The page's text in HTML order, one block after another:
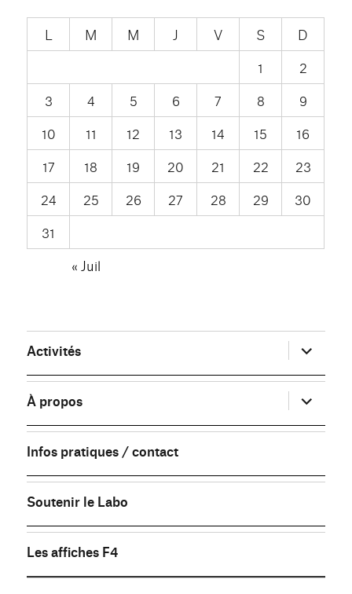
L M M J V S
D
1
2
3
4 5 6 7 8
9
10
11 12 13 14 15
16
17
18 19 20 21 22
23
24
25 26 27 28 29
30
31
« Juil
Activités ouvrir
le
sous-
menu
À propos
ouvrir
le
sous-
menu
Infos pratiques / contact
Soutenir le Labo
Les affiches F4